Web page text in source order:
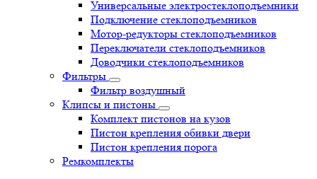
Универсальные электростеклоподъемники
Подключение стеклоподъемников
Мотор-редукторы стеклоподъемников
Переключатели стеклоподъемников
Доводчики стеклоподъемников
Фильтры
Фильтр воздушный
Клипсы и пистоны
Комплект пистонов на кузов
Пистон крепления обивки двери
Пистон крепления порога
Ремкомплекты